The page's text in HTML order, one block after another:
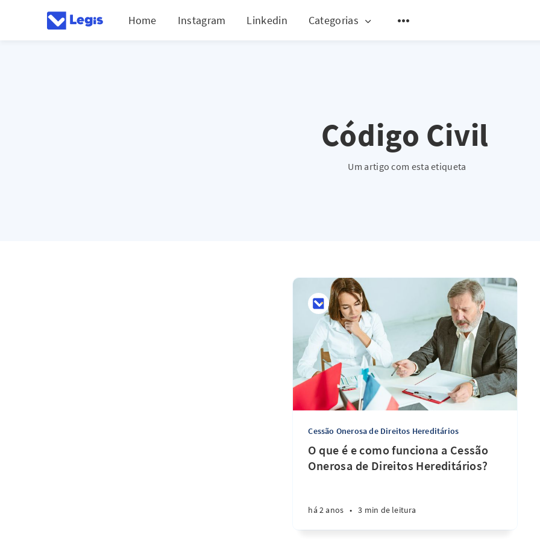
Home Instagram Linkedin Categorias
Código Civil
Um artigo com esta etiqueta
Cessão Onerosa de Direitos Hereditários
O que é e como funciona a Cessão
Onerosa de Direitos Hereditários?
há 2 anos • 3 min de leitura